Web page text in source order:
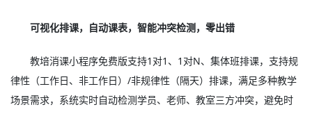
可视化排课，自动课表，智能冲突检测，零出错
教培消课小程序免费版支持1对1、1对N、集体班排课，支持规
律性（工作日、非工作日）/非规律性（隔天）排课，满足多种教学
场景需求，系统实时自动检测学员、老师、教室三方冲突，避免时